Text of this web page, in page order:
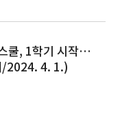
쿨, 1학기 시작…
/2024. 4. 1.)